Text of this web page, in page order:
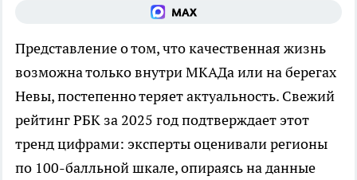
Представление о том, что качественная жизнь
возможна только внутри МКАДа или на берегах
Невы, постепенно теряет актуальность. Свежий
рейтинг РБК за 2025 год подтверждает этот
тренд цифрами: эксперты оценивали регионы
по 100-балльной шкале, опираясь на данные